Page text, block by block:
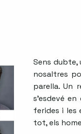
Sens dubte,
nosaltres
parella. Un
s’esdevé
ferides i les
tot, els